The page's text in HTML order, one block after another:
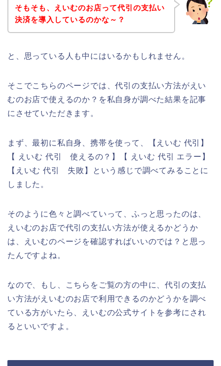
そもそも、えいむのお店って代引の支払い
決済を導入しているのかな～？
と、思っている人も中にはいるかもしれません。
そこでこちらのページでは、代引の支払い方法がえい
むのお店で使えるのか？を私自身が調べた結果を記事
にさせていただきます。
まず、最初に私自身、携帯を使って、【えいむ 代引】
【 えいむ 代引 使えるの？】【 えいむ 代引 エラー】
【えいむ 代引 失敗】という感じで調べてみることに
しました。
そのように色々と調べていって、ふっと思ったのは、
えいむのお店で代引の支払い方法が使えるかどうか
は、えいむのページを確認すればいいのでは？と思っ
たんですよね。
なので、もし、こちらをご覧の方の中に、代引の支払
い方法がえいむのお店で利用できるのかどうかを調べ
ている方がいたら、えいむの公式サイトを参考にされ
るといいですよ。